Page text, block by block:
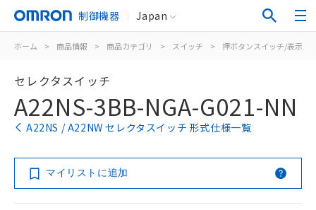
制御機器 Japan
ホーム > 商品情報 > 商品カテゴリ > スイッチ > 押ボタンスイッチ/表示灯
セレクタスイッチ
A22NS-3BB-NGA-G021-NN
A22NS / A22NW セレクタスイッチ 形式仕様一覧
マイリストに追加